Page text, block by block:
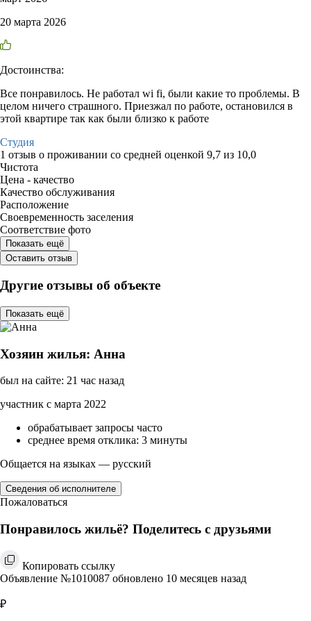
20 марта 2026
Достоинства:
Все понравилось. Не работал wi fi, были какие то проблемы. В
целом ничего страшного. Приезжал по работе, остановился в
этой квартире так как были близко к работе
Студия
1 отзыв о проживании со средней оценкой 9,7 из 10,0
Чистота
Цена - качество
Качество обслуживания
Расположение
Своевременность заселения
Соответствие фото
Показать ещё
Оставить отзыв
Другие отзывы об объекте
Показать ещё
Хозяин жилья: Анна
был на сайте: 21 час назад
участник с марта 2022
обрабатывает запросы часто
среднее время отклика: 3 минуты
Общается на языках — русский
Сведения об исполнителе
Пожаловаться
Понравилось жильё? Поделитесь с друзьями
Копировать ссылку
Объявление №1010087 обновлено 10 месяцев назад
₽